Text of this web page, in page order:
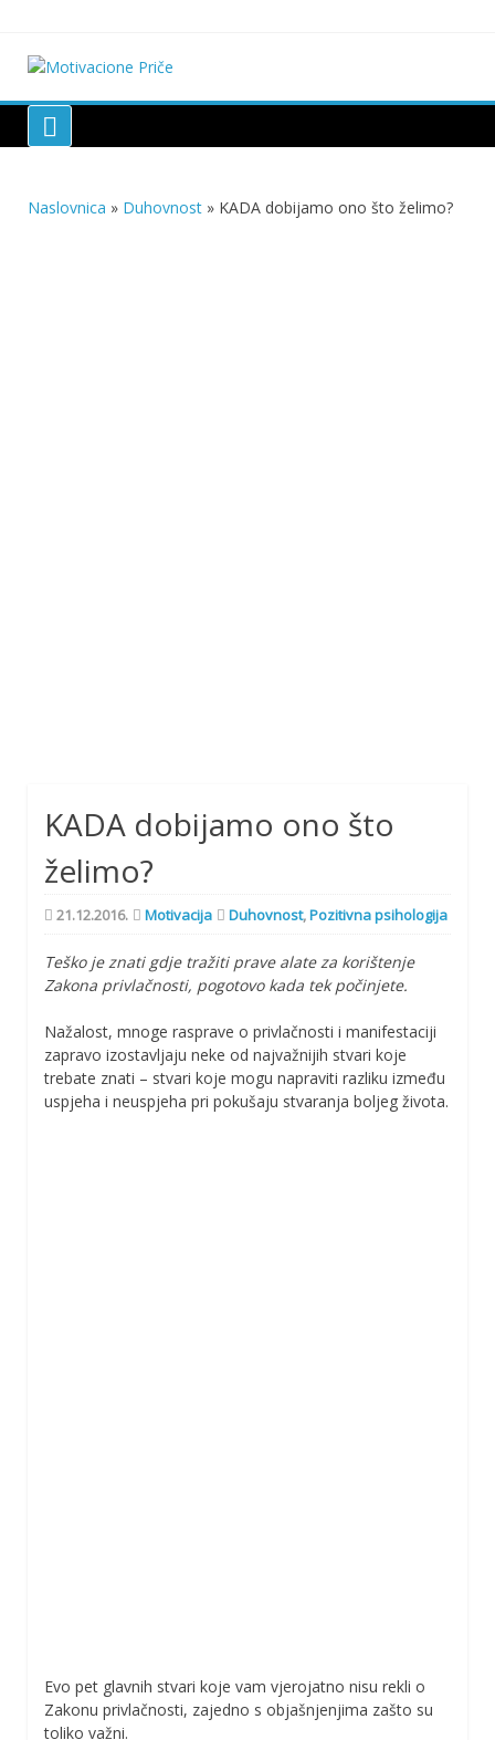
content
Motivacione Priče
Naslovnica » Duhovnost » KADA dobijamo ono što želimo?
KADA dobijamo ono što
želimo?
21.12.2016. Motivacija Duhovnost,Pozitivna psihologija
Teško je znati gdje tražiti prave alate za korištenje
Zakona privlačnosti, pogotovo kada tek počinjete.
Nažalost, mnoge rasprave o privlačnosti i manifestaciji
zapravo izostavljaju neke od najvažnijih stvari koje
trebate znati – stvari koje mogu napraviti razliku između
uspjeha i neuspjeha pri pokušaju stvaranja boljeg života.
Evo pet glavnih stvari koje vam vjerojatno nisu rekli o
Zakonu privlačnosti, zajedno s objašnjenjima zašto su
toliko važni.